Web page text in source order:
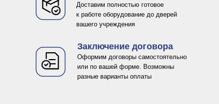
Доставим полностью готовое
к работе оборудование до дверей
вашего учреждения
Оформим договоры самостоятельно
или по вашей форме. Возможны
разные варианты оплаты
Заключение договора